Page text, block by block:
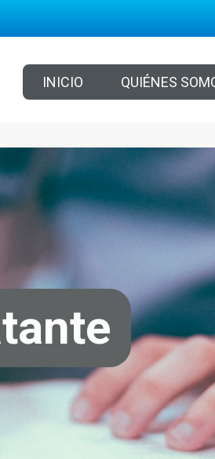
INICIO QUIÉNES